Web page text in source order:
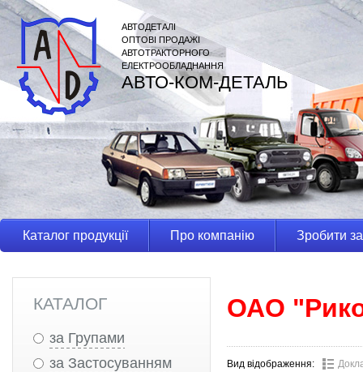
АВТОДЕТАЛІ
ОПТОВІ ПРОДАЖІ
АВТОТРАКТОРНОГО
ЕЛЕКТРООБЛАДНАННЯ
АВТО-КОМ-ДЕТАЛЬ
Каталог продукції Про компанію Зробити
КАТАЛОГ
за Групами
за Застосуванням
ОАО
Вид відображення: